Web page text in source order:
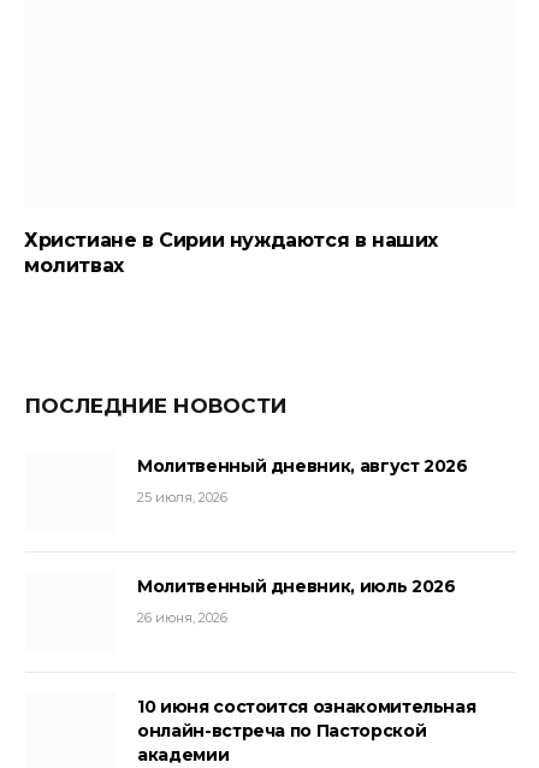
Христиане в Сирии нуждаются в наших
молитвах
ПОСЛЕДНИЕ НОВОСТИ
Молитвенный дневник, август 2026
25 июля, 2026
Молитвенный дневник, июль 2026
26 июня, 2026
10 июня состоится ознакомительная
онлайн-встреча по Пасторской
академии